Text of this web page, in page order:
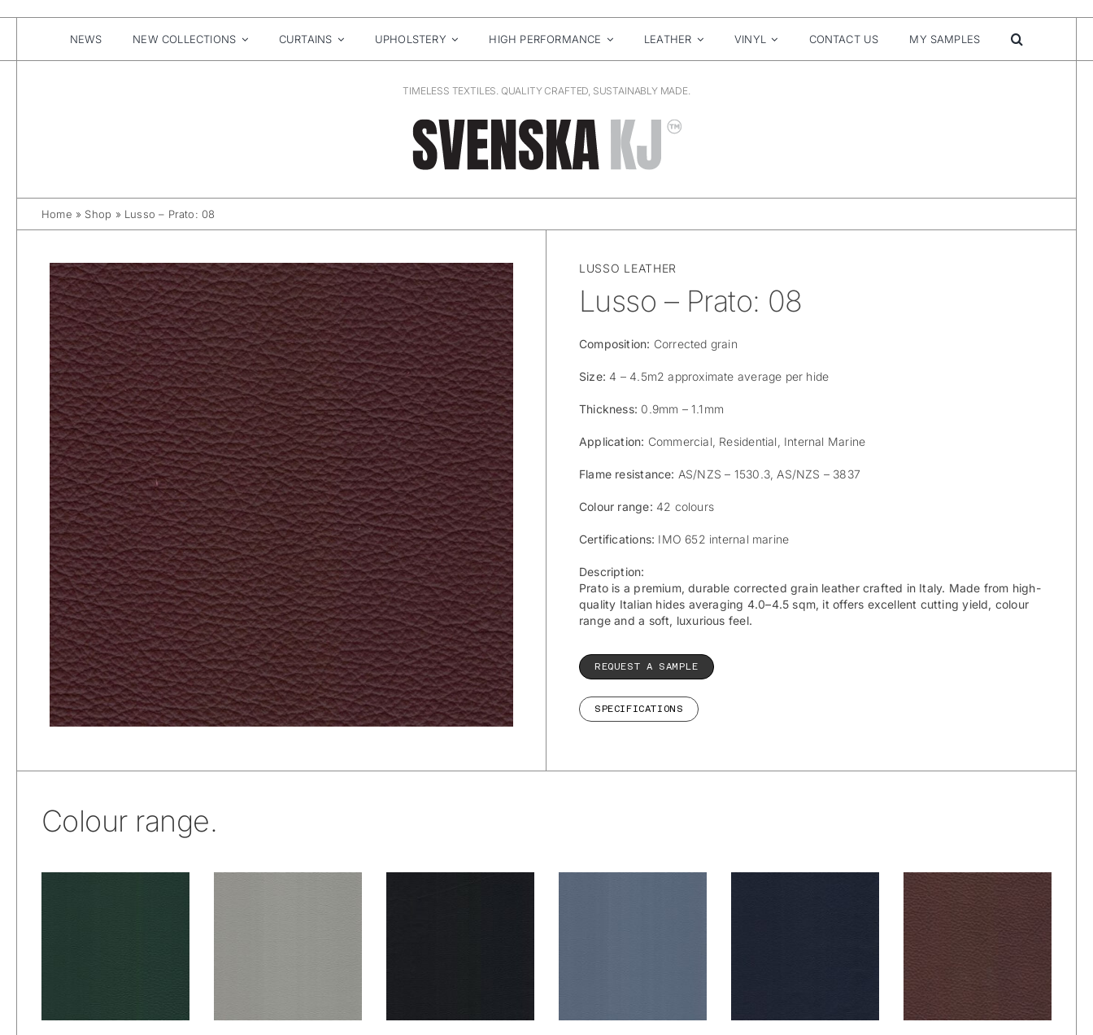
NEWS NEW COLLECTIONS CURTAINS UPHOLSTERY HIGH PERFORMANCE LEATHER VINYL CONTACT US MY SAMPLES
TIMELESS TEXTILES. QUALITY CRAFTED, SUSTAINABLY MADE.
Home » Shop » Lusso – Prato: 08
LUSSO LEATHER
Lusso – Prato: 08
Composition: Corrected grain
Size: 4 – 4.5m2 approximate average per hide
Thickness: 0.9mm – 1.1mm
Application: Commercial, Residential, Internal Marine
Flame resistance: AS/NZS – 1530.3, AS/NZS – 3837
Colour range: 42 colours
Certifications: IMO 652 internal marine
Description:
Prato is a premium, durable corrected grain leather crafted in Italy. Made from high-
quality Italian hides averaging 4.0–4.5 sqm, it offers excellent cutting yield, colour
range and a soft, luxurious feel.
REQUEST A SAMPLE
SPECIFICATIONS
Colour range.
Lusso – Prato: 05